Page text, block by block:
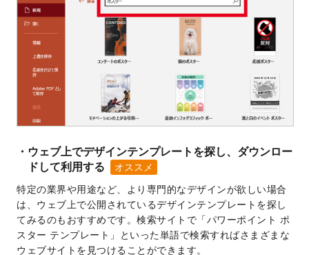
ウェブ上でデザインテンプレートを探し、ダウンロー
ドして利用する
特定の業界や用途など、より専門的なデザインが欲しい場合
は、ウェブ上で公開されているデザインテンプレートを探し
てみるのもおすすめです。検索サイトで「パワーポイント ポ
スター テンプレート」といった単語で検索すればさまざまな
ウェブサイトを見つけることができます。